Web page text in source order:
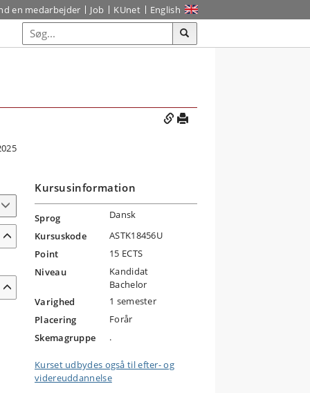
en medarbejder Job KUnet English
Kursusinformation
Sprog
Dansk
Kursuskode
ASTK18456U
Point
15 ECTS
Niveau
Kandidat
Bachelor
Varighed
1 semester
Placering
Forår
Skemagruppe
.
Kurset udbydes også til efter- og
videreuddannelse